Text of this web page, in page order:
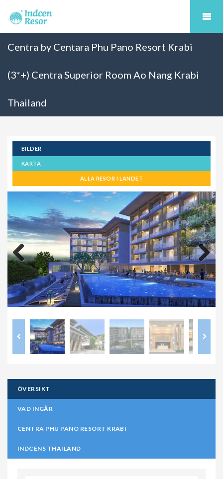
Centra by Centara Phu Pano Resort Krabi
(3*+) Centra Superior Room Ao Nang Krabi
Thailand
BILDER
KARTA
ALLA RESOR I LANDET
Previous Next
ÖVERSIKT
VAD INGÅR
CENTRA PHU PANO RESORT KRABI
INDCENS THAILAND